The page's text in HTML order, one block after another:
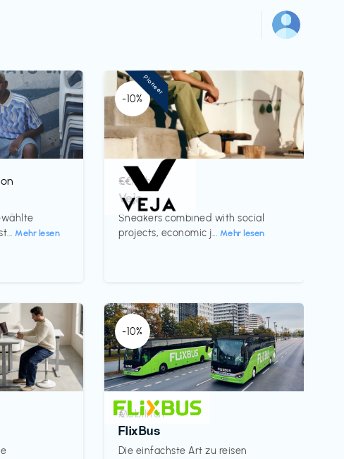
Mehr lesen
-10%
Schuhe
Veja
Sneakers combined with social
projects, economic j... Mehr lesen
€€‎
Pioneer
-10%
Mobilität
FlixBus
Die einfachste Art zu reisen
€‎